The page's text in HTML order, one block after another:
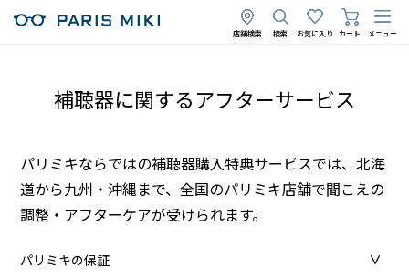
店舗検索 検索 お気に入り カート メニュー
補聴器に関するアフターサービス
パリミキならではの補聴器購入特典サービスでは、北海
道から九州・沖縄まで、全国のパリミキ店舗で聞こえの
調整・アフターケアが受けられます。
パリミキの保証